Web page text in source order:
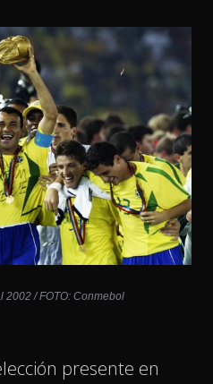
2002 / FOTO: Conmebol
presente en